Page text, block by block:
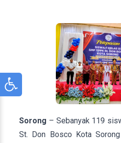
Sorong – Sebanyak 119
St. Don Bosco Kota